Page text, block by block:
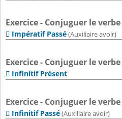
Exercice - Conjuguer le verbe
 Impératif Passé(Auxiliaire avoir)
Exercice - Conjuguer le verbe
 Infinitif Présent
Exercice - Conjuguer le verbe
 Infinitif Passé(Auxiliaire avoir)